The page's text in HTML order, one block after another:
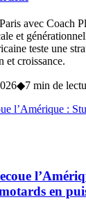
avec Coach
et
teste une
et croissance.
◆7 min de
en